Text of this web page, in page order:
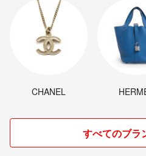
CHANEL
すべてのブラ